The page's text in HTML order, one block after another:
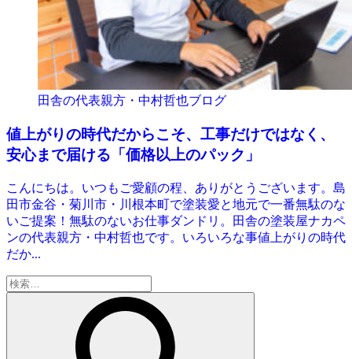
田舎の代表親方・中村哲也ブログ
値上がりの時代だからこそ、工事だけではなく、
安心まで届ける「価格以上のパック」
こんにちは。いつもご愛顧の程、ありがとうございます。島
田市金谷・菊川市・川根本町で塗装愛と地元で一番無駄のな
いご提案！無駄のないお仕事ダンドリ。田舎の塗装屋ナカペ
ンの代表親方・中村哲也です。いろいろな事値上がりの時代
だか...
検
索: